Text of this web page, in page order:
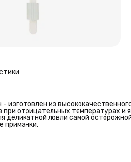
изготовлен из
отрицательных температурах и
деликатной ловли самой
приманки.